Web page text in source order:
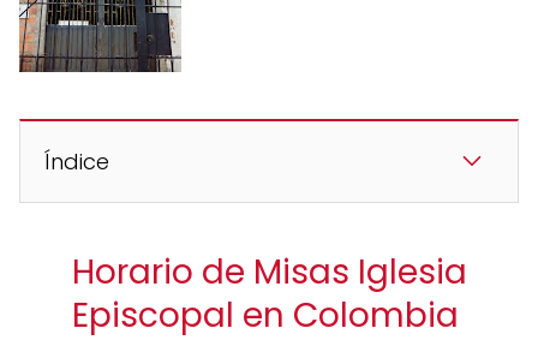
Índice
Horario de Misas Iglesia
Episcopal en Colombia